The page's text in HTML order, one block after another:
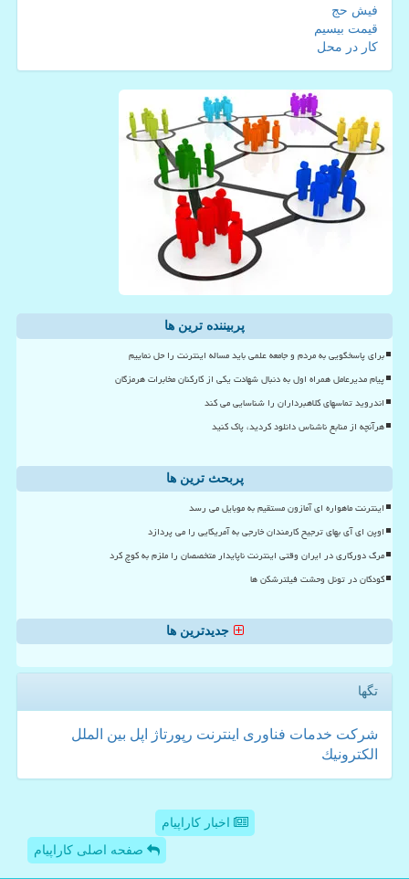
فیش حج
قیمت بیسیم
کار در محل
پربیننده ترین ها
برای پاسخگویی به مردم و جامعه علمی باید مساله اینترنت را حل نماییم
پیام مدیرعامل همراه اول به دنبال شهادت یکی از کارکنان مخابرات هرمزگان
اندروید تماسهای کلاهبرداران را شناسایی می کند
هرآنچه از منابع ناشناس دانلود کردید، پاک کنید
پربحث ترین ها
اینترنت ماهواره ای آمازون مستقیم به موبایل می رسد
اوپن ای آی بهای ترجیح کارمندان خارجی به آمریکایی را می پردازد
مرگ دورکاری در ایران وقتی اینترنت ناپایدار متخصصان را ملزم به کوچ کرد
کودکان در تونل وحشت فیلترشکن ها
جدیدترین ها
تگها
شركت خدمات فناوری اینترنت رپورتاژ اپل بین الملل
الكترونیك
اخبار کاراپیام
صفحه اصلی کاراپیام